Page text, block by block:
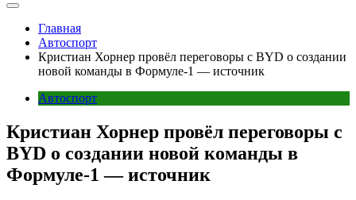
Главная
Автоспорт
Кристиан Хорнер провёл переговоры с BYD о создании
новой команды в Формуле-1 — источник
Автоспорт
Кристиан Хорнер провёл переговоры с
BYD о создании новой команды в
Формуле-1 — источник